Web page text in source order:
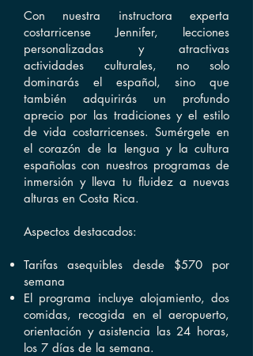
Con nuestra instructora experta
costarricense Jennifer, lecciones
personalizadas y atractivas
actividades culturales, no solo
dominarás el español, sino que
también adquirirás un profundo
aprecio por las tradiciones y el estilo
de vida costarricenses. Sumérgete en
el corazón de la lengua y la cultura
españolas con nuestros programas de
inmersión y lleva tu fluidez a nuevas
alturas en Costa Rica.
​Aspectos destacados:
Tarifas asequibles desde $570 por
semana
El programa incluye alojamiento, dos
comidas, recogida en el aeropuerto,
orientación y asistencia las 24 horas,
los 7 días de la semana.